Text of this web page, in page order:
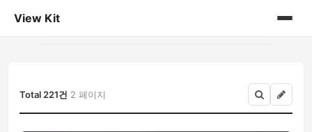
View Kit
게시판
Total 221건 2 페이지